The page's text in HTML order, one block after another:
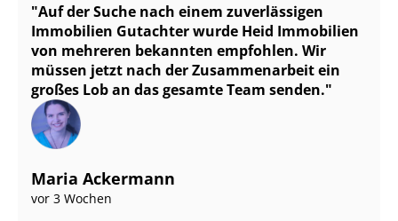
Auf der Suche nach einem zuverlässigen
Immobilien Gutachter wurde Heid Immobilien
von mehreren bekannten empfohlen. Wir
müssen jetzt nach der Zusammenarbeit ein
großes Lob an das gesamte Team senden.
Maria Ackermann
vor 3 Wochen